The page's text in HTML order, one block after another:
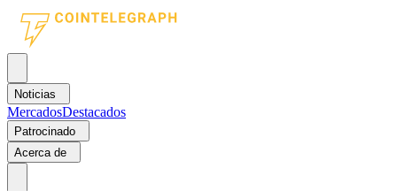
Noticias
MercadosDestacados
Patrocinado
Acerca de